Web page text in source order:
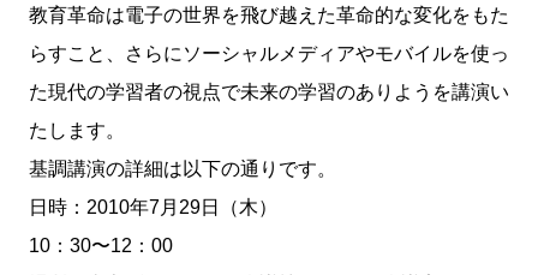
教育革命は電子の世界を飛び越えた革命的な変化をもた
らすこと、さらにソーシャルメディアやモバイルを使っ
た現代の学習者の視点で未来の学習のありようを講演い
たします。
基調講演の詳細は以下の通りです。
日時：2010年7月29日（木）
10：30〜12：00